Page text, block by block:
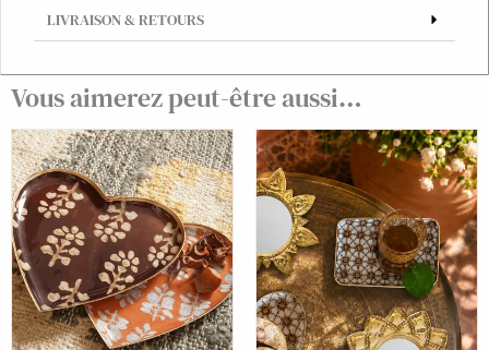
LIVRAISON & RETOURS
Vous aimerez peut-être aussi…